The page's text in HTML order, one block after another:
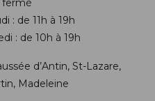
fermé
: de 11h à 19h
: de 10h à 19h
d’Antin, St-Lazare,
Madeleine